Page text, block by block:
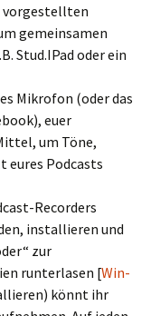
vorgestellten
gemeinsamen
Stud.IPad oder ein
Mikrofon (oder das
euer
um Töne,
eures Podcasts
Recorders
installieren und
zur
runterlasen [Win-
könnt ihr